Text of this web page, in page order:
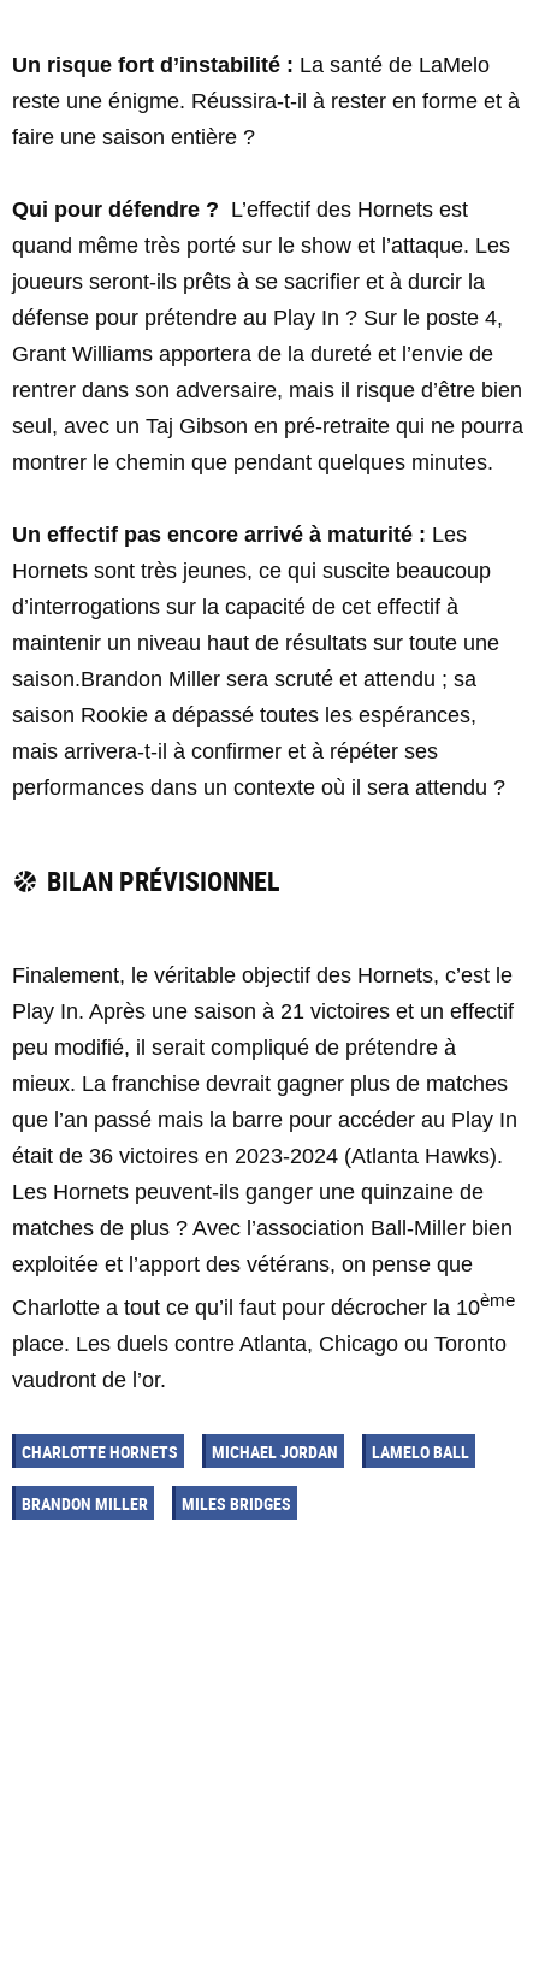
Un risque fort d’instabilité : La santé de LaMelo
reste une énigme. Réussira-t-il à rester en forme et à
faire une saison entière ?
Qui pour défendre ? L’effectif des Hornets est
quand même très porté sur le show et l’attaque. Les
joueurs seront-ils prêts à se sacrifier et à durcir la
défense pour prétendre au Play In ? Sur le poste 4,
Grant Williams apportera de la dureté et l’envie de
rentrer dans son adversaire, mais il risque d’être bien
seul, avec un Taj Gibson en pré-retraite qui ne pourra
montrer le chemin que pendant quelques minutes.
Un effectif pas encore arrivé à maturité : Les
Hornets sont très jeunes, ce qui suscite beaucoup
d’interrogations sur la capacité de cet effectif à
maintenir un niveau haut de résultats sur toute une
saison.Brandon Miller sera scruté et attendu ; sa
saison Rookie a dépassé toutes les espérances,
mais arrivera-t-il à confirmer et à répéter ses
performances dans un contexte où il sera attendu ?
BILAN PRÉVISIONNEL
Finalement, le véritable objectif des Hornets, c’est le
Play In. Après une saison à 21 victoires et un effectif
peu modifié, il serait compliqué de prétendre à
mieux. La franchise devrait gagner plus de matches
que l’an passé mais la barre pour accéder au Play In
était de 36 victoires en 2023-2024 (Atlanta Hawks).
Les Hornets peuvent-ils ganger une quinzaine de
matches de plus ? Avec l’association Ball-Miller bien
exploitée et l’apport des vétérans, on pense que
Charlotte a tout ce qu’il faut pour décrocher la 10ème
place. Les duels contre Atlanta, Chicago ou Toronto
vaudront de l’or.
CHARLOTTE HORNETS MICHAEL JORDAN LAMELO BALL
BRANDON MILLER MILES BRIDGES